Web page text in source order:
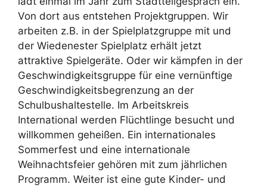
Von dort aus entstehen Projektgruppen. Wir
arbeiten z.B. in der Spielplatzgruppe mit und
der Wiedenester Spielplatz erhält jetzt
attraktive Spielgeräte. Oder wir kämpfen in der
Geschwindigkeitsgruppe für eine vernünftige
Geschwindigkeitsbegrenzung an der
Schulbushaltestelle. Im Arbeitskreis
International werden Flüchtlinge besucht und
willkommen geheißen. Ein internationales
Sommerfest und eine internationale
Weihnachtsfeier gehören mit zum jährlichen
Programm. Weiter ist eine gute Kinder- und